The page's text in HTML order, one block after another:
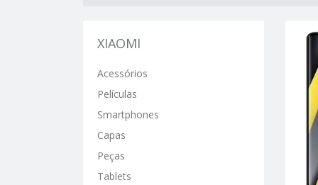
XIAOMI
Acessórios
Películas
Smartphones
Capas
Peças
Tablets